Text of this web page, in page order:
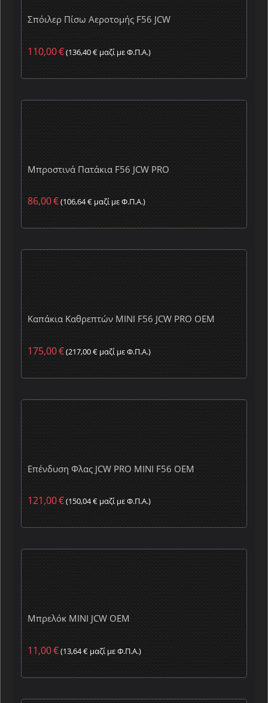
Σπόιλερ Πίσω Αεροτομής F56 JCW
110,00€(136,40€ μαζί με Φ.Π.Α.)
Μπροστινά Πατάκια F56 JCW PRO
86,00€(106,64€ μαζί με Φ.Π.Α.)
Καπάκια Καθρεπτών MINI F56 JCW PRO OEM
175,00€(217,00€ μαζί με Φ.Π.Α.)
Επένδυση Φλας JCW PRO MINI F56 OEM
121,00€(150,04€ μαζί με Φ.Π.Α.)
Μπρελόκ MINI JCW OEM
11,00€(13,64€ μαζί με Φ.Π.Α.)